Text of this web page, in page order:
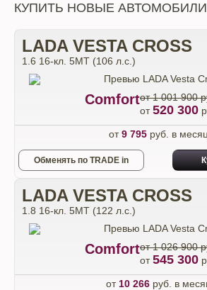
КУПИТЬ НОВЫЕ
LADA VESTA CROSS
1.6 16-кл. 5МТ (106 л.с.)
Comfortот 1 001 900
от520 300
от9 795руб. в месяц
Обменять по TRADE in
LADA VESTA CROSS
1.8 16-кл. 5МТ (122 л.с.)
Comfortот 1 026 900
от545 300
от 10 266руб. в